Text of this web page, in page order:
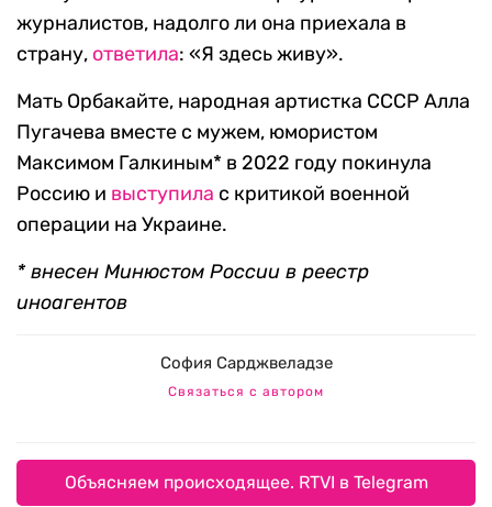
журналистов, надолго ли она приехала в
страну, ответила: «Я здесь живу».
Мать Орбакайте, народная артистка СССР Алла
Пугачева вместе с мужем, юмористом
Максимом Галкиным* в 2022 году покинула
Россию и выступила с критикой военной
операции на Украине.
* внесен Минюстом России в реестр
иноагентов
София Сарджвеладзе
Связаться с автором
Объясняем происходящее. RTVI в Telegram